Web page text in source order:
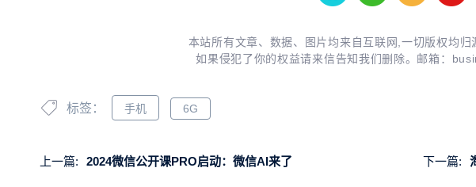
本站所有文章、数据、图片均来自互联网,一切版权均归
如果侵犯了你的权益请来信告知我们删除。邮箱：
标签： 手机 6G
上一篇: 2024微信公开课PRO启动：微信AI来了 下一篇: